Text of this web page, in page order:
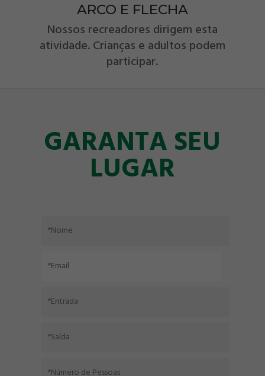
ARCO E FLECHA
Nossos recreadores dirigem esta
atividade. Crianças e adultos podem
participar.
GARANTA SEU
LUGAR